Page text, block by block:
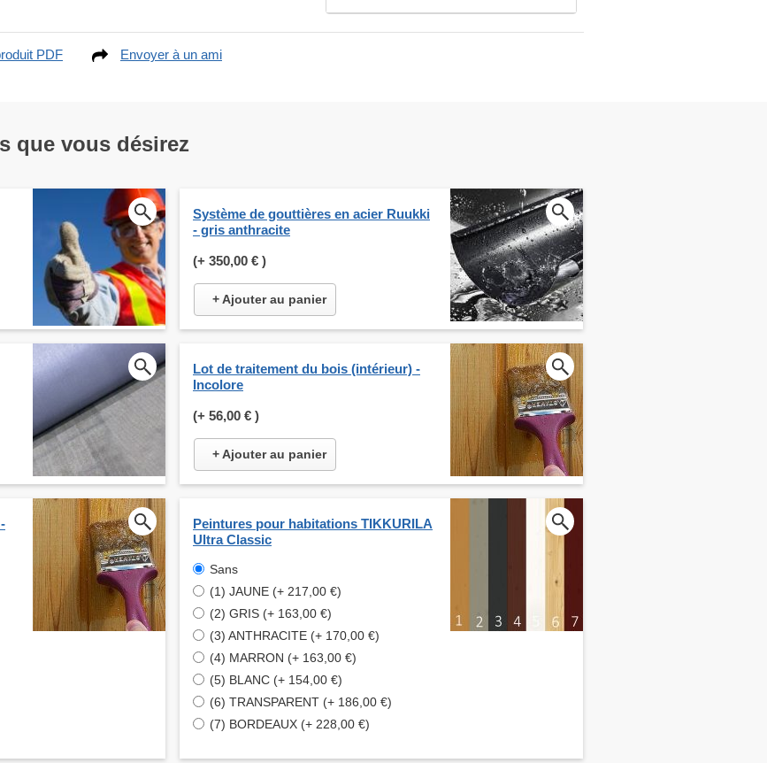
PDF Envoyer à un ami
que vous désirez
Système de gouttières en acier Ruukki
- gris anthracite
(+ 350,00 € )
+ Ajouter au panier
Lot de traitement du bois (intérieur) -
Incolore
(+ 56,00 € )
+ Ajouter au panier
Peintures pour habitations TIKKURILA
Ultra Classic
Sans
(1) JAUNE (+ 217,00 €)
(2) GRIS (+ 163,00 €)
(3) ANTHRACITE (+ 170,00 €)
(4) MARRON (+ 163,00 €)
(5) BLANC (+ 154,00 €)
(6) TRANSPARENT (+ 186,00 €)
(7) BORDEAUX (+ 228,00 €)